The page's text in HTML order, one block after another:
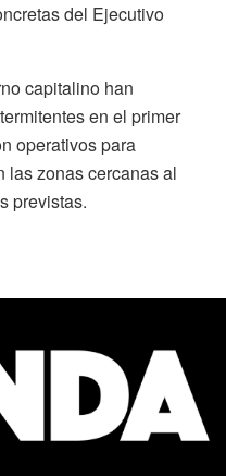
del Ejecutivo
capitalino han
en el primer
operativos para
las zonas cercanas al
previstas.